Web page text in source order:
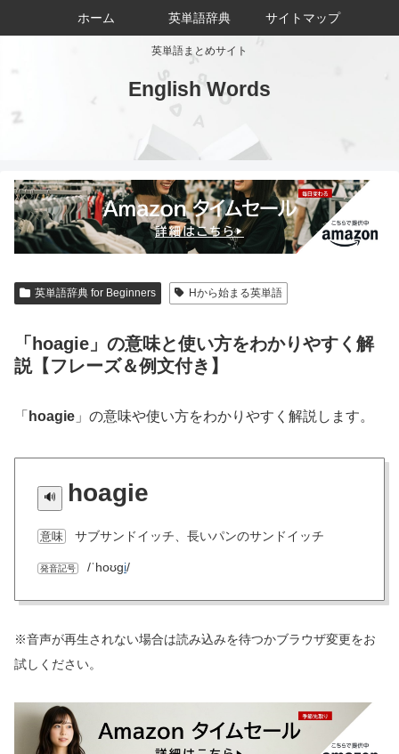
英単語まとめサイト
English Words
ホーム 英単語辞典 サイトマップ
英単語辞典 for Beginners Hから始まる英単語
「hoagie」の意味と使い方をわかりやすく解
説【フレーズ＆例文付き】
「 hoagie 」の意味や使い方をわかりやすく解説します。
hoagie
意味 サブサンドイッチ、長いパンのサンドイッチ
発音記号 /ˈhoʊɡi/
※音声が再生されない場合は読み込みを待つかブラウザ変更をお
試しください。